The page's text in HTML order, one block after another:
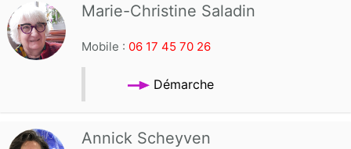
Marie-Christine Saladin
Mobile : 06 17 45 70 26
Démarche
Annick Scheyven